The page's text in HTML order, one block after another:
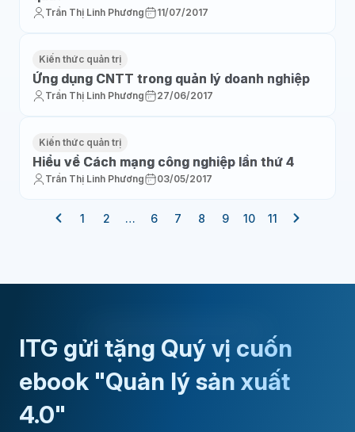
Trần Thị Linh Phương 11/07/2017
Kiến thức quản trị
Ứng dụng CNTT trong quản lý doanh nghiệp
Trần Thị Linh Phương 27/06/2017
Kiến thức quản trị
Hiểu về Cách mạng công nghiệp lần thứ 4
Trần Thị Linh Phương 03/05/2017
1 2 … 6 7 8 9 10 11
ITG gửi tặng Quý vị cuốn
ebook "Quản lý sản xuất
4.0"